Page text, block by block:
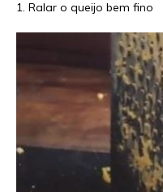
1. Ralar o queijo bem fino